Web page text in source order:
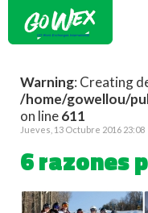
Warning: Creating
/home/gowellou/
on line611
Jueves, 13 Octubre 2016 23:08
6 razones